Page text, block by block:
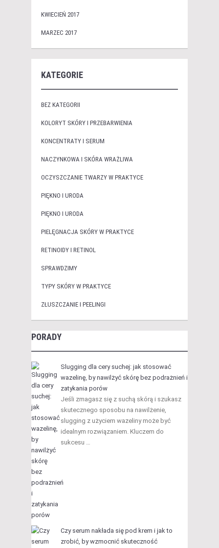
KWIECIEŃ 2017
MARZEC 2017
KATEGORIE
BEZ KATEGORII
KOLORYT SKÓRY I PRZEBARWIENIA
KONCENTRATY I SERUM
NACZYNKOWA I SKÓRA WRAŻLIWA
OCZYSZCZANIE TWARZY W PRAKTYCE
PIĘKNO I URODA
PIĘKNO I URODA
PIELĘGNACJA SKÓRY W PRAKTYCE
RETINOIDY I RETINOL
SPRAWDZIMY
TYPY SKÓRY W PRAKTYCE
ZŁUSZCZANIE I PEELINGI
PORADY
Slugging dla cery suchej: jak stosować
wazelinę, by nawilżyć skórę bez podrażnień i
zatykania porów
Jeśli zmagasz się z suchą skórą i szukasz
skutecznego sposobu na nawilżenie,
slugging z użyciem wazeliny może być
idealnym rozwiązaniem. Kluczem do
sukcesu …
Czy serum nakłada się pod krem i jak to
zrobić, by wzmocnić skuteczność